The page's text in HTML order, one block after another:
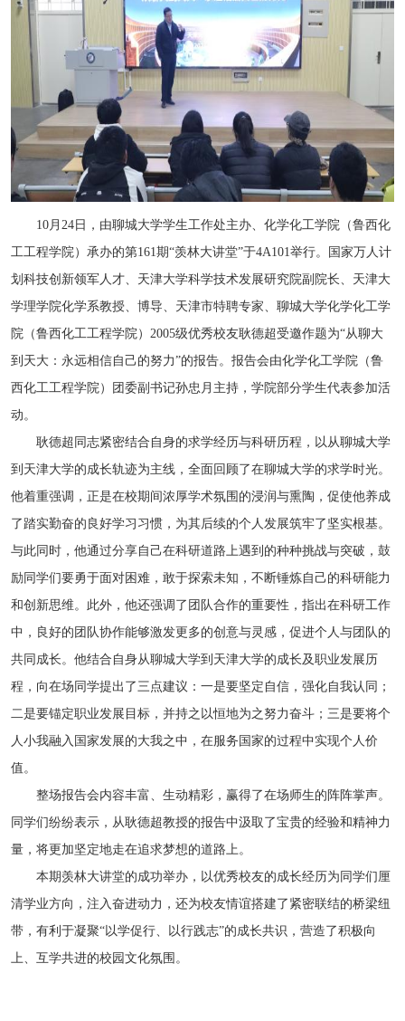
10月24日，由聊城大学学生工作处主办、化学化工学院 （鲁西化
工工程学院） 承办的第161期“羡林大讲堂”于4A101举行。国家万人计
划科技创新领军人才、天津大学科学技术发展研究院副院长、天津大
学理学院化学系教授、博导、天津市特聘专家、聊城大学化学化工学
院 （鲁西化工工程学院） 2005级优秀校友耿德超受邀作题为“从聊大
到天大：永远相信自己的努力”的报告。报告会由化学化工学院 （鲁
西化工工程学院） 团委副书记孙忠月主持，学院部分学生代表参加活
动。
耿德超同志紧密结合自身的求学经历与科研历程，以从聊城大学
到天津大学的成长轨迹为主线，全面回顾了在聊城大学的求学时光。
他着重强调，正是在校期间浓厚学术氛围的浸润与熏陶，促使他养成
了踏实勤奋的良好学习习惯，为其后续的个人发展筑牢了坚实根基。
与此同时，他通过分享自己在科研道路上遇到的种种挑战与突破，鼓
励同学们要勇于面对困难，敢于探索未知，不断锤炼自己的科研能力
和创新思维。此外，他还强调了团队合作的重要性，指出在科研工作
中，良好的团队协作能够激发更多的创意与灵感，促进个人与团队的
共同成长。他结合自身从聊城大学到天津大学的成长及职业发展历
程，向在场同学提出了三点建议：一是要坚定自信，强化自我认同；
二是要锚定职业发展目标，并持之以恒地为之努力奋斗；三是要将个
人小我融入国家发展的大我之中，在服务国家的过程中实现个人价
值。
整场报告会内容丰富、生动精彩，赢得了在场师生的阵阵掌声。
同学们纷纷表示，从耿德超教授的报告中汲取了宝贵的经验和精神力
量，将更加坚定地走在追求梦想的道路上。
本期羡林大讲堂的成功举办，以优秀校友的成长经历为同学们厘
清学业方向，注入奋进动力，还为校友情谊搭建了紧密联结的桥梁纽
带，有利于凝聚“以学促行、以行践志”的成长共识，营造了积极向
上、互学共进的校园文化氛围。